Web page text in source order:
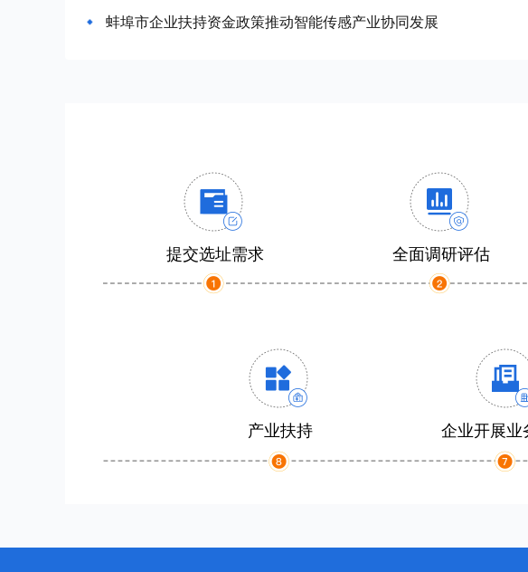
蚌埠市企业扶持资金政策推动智能传感产业协同发展
提交选址需求 全面调研评估
产业扶持 企业开展业